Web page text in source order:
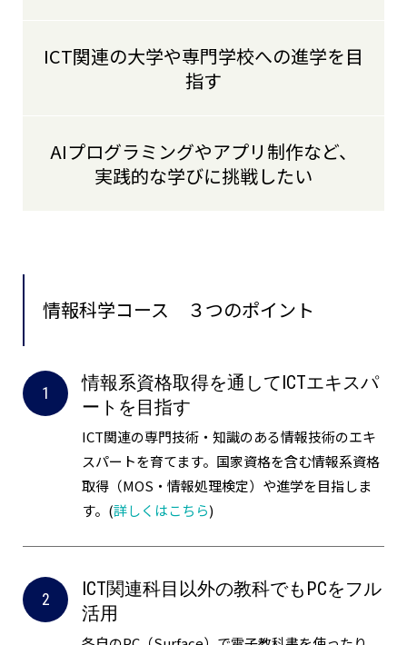
ICT関連の大学や専門学校への進学を目
指す
AIプログラミングやアプリ制作など、
実践的な学びに挑戦したい
情報科学コース ３つのポイント
情報系資格取得を通してICTエキスパ
ートを目指す
ICT関連の専門技術・知識のある情報技術のエキ
スパートを育てます。国家資格を含む情報系資格
取得（MOS・情報処理検定）や進学を目指しま
す。(詳しくはこちら)
ICT関連科目以外の教科でもPCをフル
活用